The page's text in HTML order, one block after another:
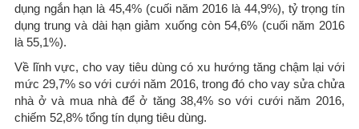
dụng ngắn hạn là 45,4% (cuối năm 2016 là 44,9%), tỷ trọng tín
dụng trung và dài hạn giảm xuống còn 54,6% (cuối năm 2016
là 55,1%).
Về lĩnh vực, cho vay tiêu dùng có xu hướng tăng chậm lại với
mức 29,7% so với cưới năm 2016, trong đó cho vay sửa chửa
nhà ở và mua nhà để ở tăng 38,4% so với cưới năm 2016,
chiếm 52,8% tổng tín dụng tiêu dùng.